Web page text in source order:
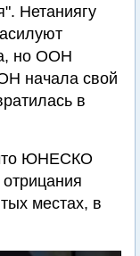
Нетаниягу
но ООН
начала свой
в
ЮНЕСКО
местах, в